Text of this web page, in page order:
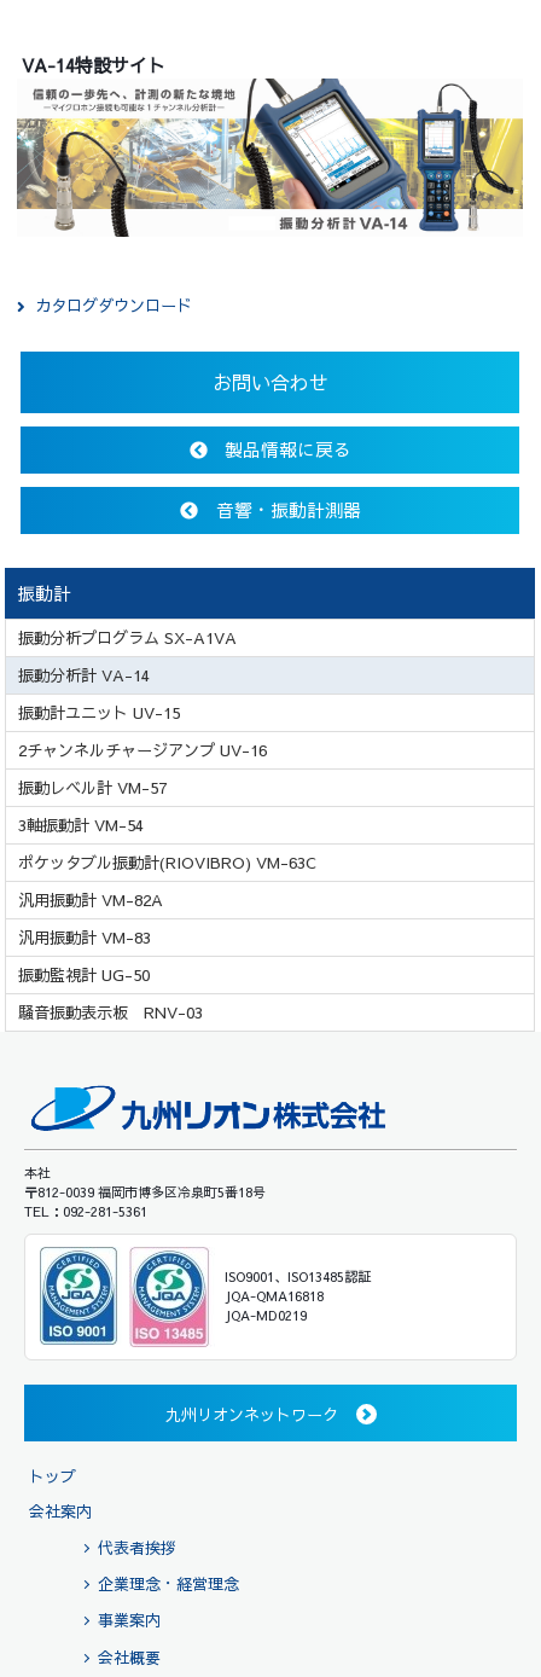
VA-14特設サイト
カタログダウンロード
お問い合わせ
製品情報に戻る
音響・振動計測器
振動計
振動分析プログラム SX-A1VA
振動分析計 VA-14
振動計ユニット UV-15
2チャンネルチャージアンプ UV-16
振動レベル計 VM-57
3軸振動計 VM-54
ポケッタブル振動計(RIOVIBRO) VM-63C
汎用振動計 VM-82A
汎用振動計 VM-83
振動監視計 UG-50
騒音振動表示板 RNV-03
本社
〒812-0039 福岡市博多区冷泉町5番18号
TEL：092-281-5361
ISO9001、ISO13485認証
JQA-QMA16818
JQA-MD0219
九州リオンネットワーク
トップ
会社案内
代表者挨拶
企業理念・経営理念
事業案内
会社概要